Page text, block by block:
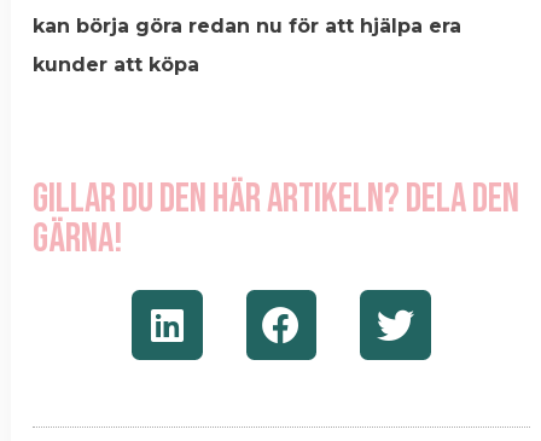
kan börja göra redan nu för att hjälpa era
kunder att köpa
Gillar du den här artikeln? Dela den
gärna!